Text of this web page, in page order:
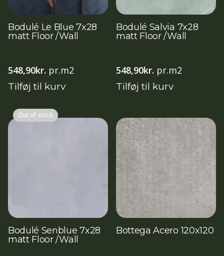
Bodulé Le Blue 7x28
matt Floor /Wall
548,90kr. pr.m2
Tilføj til kurv
Bodulé Salvia 7x28
matt Floor /Wall
548,90kr. pr.m2
Tilføj til kurv
Out of stock
Bodulé Senblue 7x28
matt Floor /Wall
Bottega Acero 120x120